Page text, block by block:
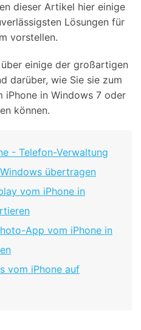
dieser Artikel hier einige
Lösungen für
vorstellen.
einige der großartigen
darüber, wie Sie sie zum
iPhone in Windows 7 oder
können.
- Telefon-Verwaltung
übertragen
vom iPhone in
App vom iPhone in
vom iPhone auf